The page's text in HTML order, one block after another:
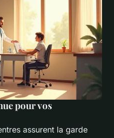
pour vos
assurent la garde